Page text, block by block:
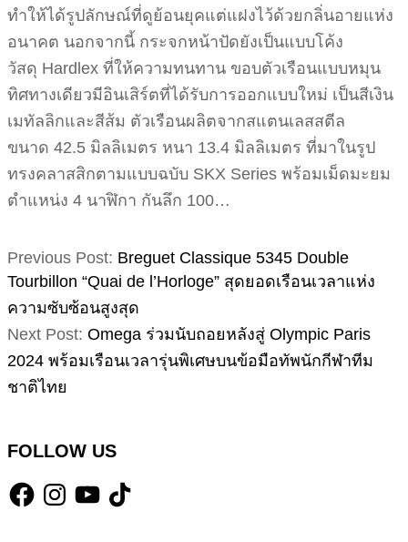
ทำให้ได้รูปลักษณ์ที่ดูย้อนยุคแต่แฝงไว้ด้วยกลิ่นอายแห่ง
อนาคต นอกจากนี้ กระจกหน้าปัดยังเป็นแบบโค้ง
วัสดุ Hardlex ที่ให้ความทนทาน ขอบตัวเรือนแบบหมุน
ทิศทางเดียวมีอินเสิร์ตที่ได้รับการออกแบบใหม่ เป็นสีเงิน
เมทัลลิกและสีส้ม ตัวเรือนผลิตจากสแตนเลสสตีล
ขนาด 42.5 มิลลิเมตร หนา 13.4 มิลลิเมตร ที่มาในรูป
ทรงคลาสสิกตามแบบฉบับ SKX Series พร้อมเม็ดมะยม
ตำแหน่ง 4 นาฬิกา กันลึก 100…
2024-
07-
Previous Post: Breguet Classique 5345 Double
Tourbillon “Quai de l’Horloge” สุดยอดเรือนเวลาแห่ง
ความซับซ้อนสูงสุด
Next Post: Omega ร่วมนับถอยหลังสู่ Olympic Paris
2024 พร้อมเรือนเวลารุ่นพิเศษบนข้อมือทัพนักกีฬาทีม
ชาติไทย
FOLLOW US
FacebookInstagramYouTube
TikTok